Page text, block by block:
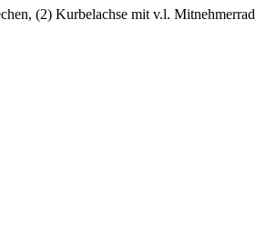
(2) Kurbelachse mit v.l.